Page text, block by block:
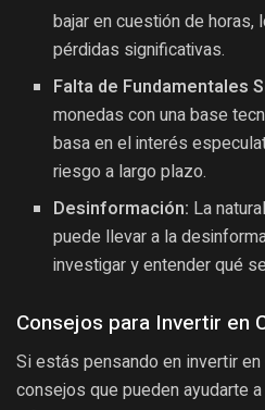
bajar en cuestión de horas,
pérdidas significativas.
Falta de Fundamentales
monedas con una base
basa en el interés
riesgo a largo plazo.
Desinformación: La
puede llevar a la
investigar y entender qué
Consejos para Invertir en
Si estás pensando en invertir en
consejos que pueden ayudarte